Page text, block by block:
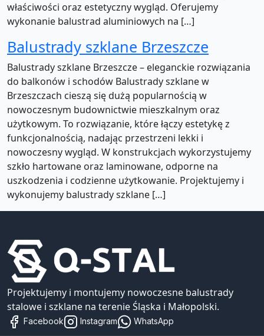
właściwości oraz estetyczny wygląd. Oferujemy
wykonanie balustrad aluminiowych na […]
Balustrady szklane Brzeszcze
Balustrady szklane Brzeszcze – eleganckie rozwiązania
do balkonów i schodów Balustrady szklane w
Brzeszczach cieszą się dużą popularnością w
nowoczesnym budownictwie mieszkalnym oraz
użytkowym. To rozwiązanie, które łączy estetykę z
funkcjonalnością, nadając przestrzeni lekki i
nowoczesny wygląd. W konstrukcjach wykorzystujemy
szkło hartowane oraz laminowane, odporne na
uszkodzenia i codzienne użytkowanie. Projektujemy i
wykonujemy balustrady szklane […]
Projektujemy i montujemy nowoczesne balustrady
stalowe i szklane na terenie Śląska i Małopolski.
Facebook Instagram WhatsApp